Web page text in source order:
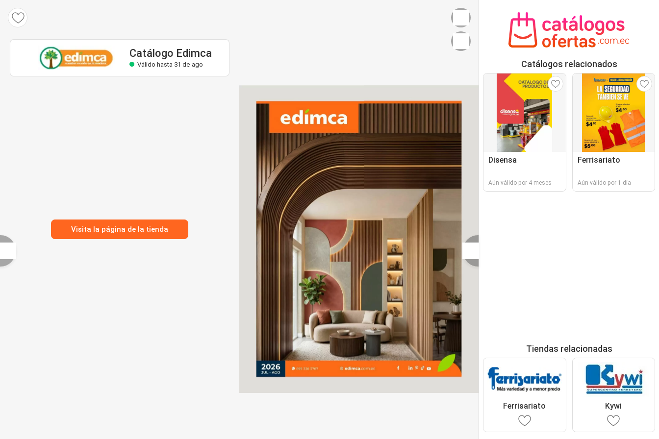
Catálogo Edimca
Válido hasta 31 de ago
Visita la página de la tienda
Catálogos relacionados
Disensa
Aún válido por 4 meses
Ferrisariato
Aún válido por 1 día
Tiendas relacionadas
Ferrisariato Kywi